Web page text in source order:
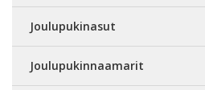
Joulupukinasut
Joulupukinnaamarit